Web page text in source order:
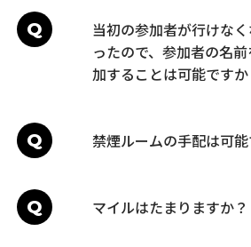
Q
当初の参加者が行けな
ったので、参加者の名
加することは可能ですか
Q 禁煙ルームの手配は可能
Q マイルはたまりますか？